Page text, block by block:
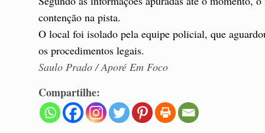
contenção na pista.
O local foi isolado pela equipe policial, que
os procedimentos legais.
Saulo Prado / Aporé Em Foco
Compartilhe: